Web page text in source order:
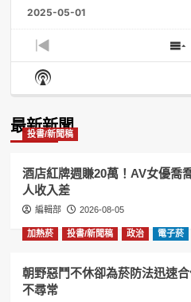
2025-05-01
Previous
Episode
Show
Podcast
最新新聞
投書/新聞稿
酒店紅牌週賺20萬！AV女優喬
人收入差
編輯部 2026-08-05
加熱菸 投書/新聞稿 政治 電子菸
朝野惡鬥不休卻為菸防法迅速
不尋常